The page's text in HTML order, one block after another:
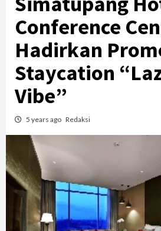
Conference
Hadirkan
Staycation
Vibe”
5 years ago Redaksi